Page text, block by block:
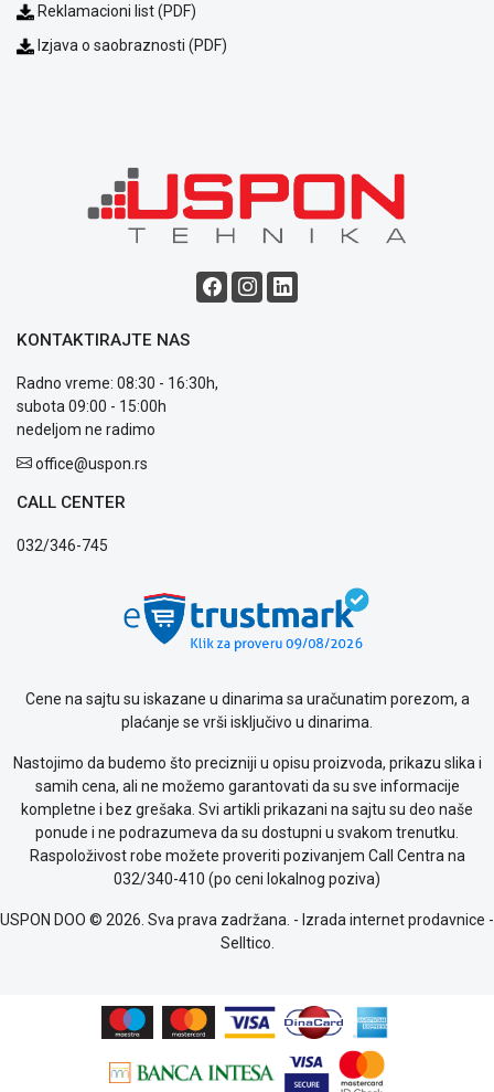
prijava
kvara
Politika
Reklamacioni list (PDF)
Izjava o saobraznosti (PDF)
KONTAKTIRAJTE NAS
Radno vreme: 08:30 - 16:30h,
subota 09:00 - 15:00h
nedeljom ne radimo
office@uspon.rs
CALL CENTER
032/346-745
Cene na sajtu su iskazane u dinarima sa uračunatim porezom, a
plaćanje se vrši isključivo u dinarima.
Nastojimo da budemo što precizniji u opisu proizvoda, prikazu slika i
samih cena, ali ne možemo garantovati da su sve informacije
kompletne i bez grešaka. Svi artikli prikazani na sajtu su deo naše
ponude i ne podrazumeva da su dostupni u svakom trenutku.
Raspoloživost robe možete proveriti pozivanjem Call Centra na
032/340-410 (po ceni lokalnog poziva)
USPON DOO © 2026. Sva prava zadržana. - Izrada internet prodavnice -
Selltico.